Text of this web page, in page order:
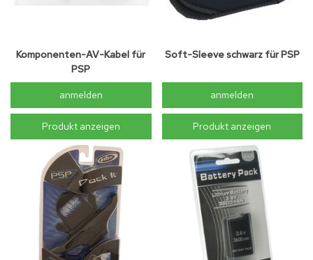
Komponenten-AV-Kabel für
PSP
anmelden
Produkt anzeigen
Soft-Sleeve schwarz für PSP
anmelden
Produkt anzeigen